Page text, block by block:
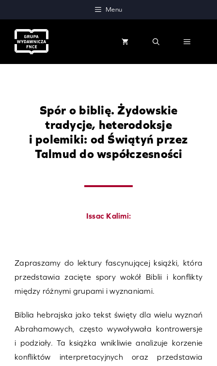
do
treści
Menu
MENU
Spór o biblię. Żydowskie
tradycje, heterodoksje
i polemiki: od Świątyń przez
Talmud do współczesności
Issac Kalimi:
Zapraszamy do lektury fascynującej książki, która
przedstawia zacięte spory wokół Biblii i konflikty
między różnymi grupami i wyznaniami.
Biblia hebrajska jako tekst święty dla wielu wyznań
Abrahamowych, często wywoływała kontrowersje
i podziały. Ta książka wnikliwie analizuje korzenie
konfliktów interpretacyjnych oraz przedstawia